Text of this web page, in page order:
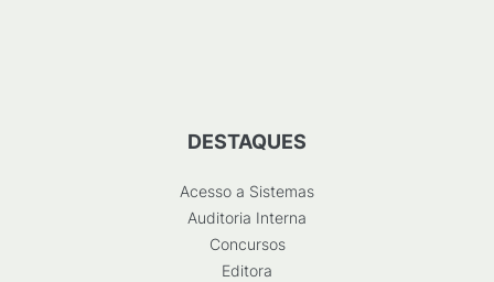
DESTAQUES
Acesso a Sistemas
Auditoria Interna
Concursos
Editora